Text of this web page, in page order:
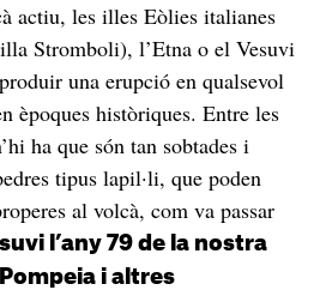
actiu, les illes Eòlies italianes
Stromboli), l’Etna o el Vesuvi
una erupció en qualsevol
èpoques històriques. Entre les
ha que són tan sobtades i
tipus lapil·li, que poden
al volcà, com va passar
l’any 79 de la nostra
i altres